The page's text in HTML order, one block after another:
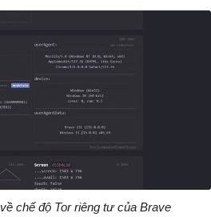
chế độ Tor riêng tư của Brave